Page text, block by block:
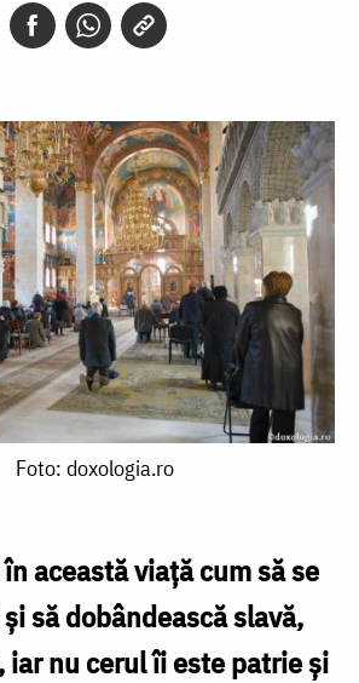
Foto: doxologia.ro
această viaţă cum să se
să dobândească slavă,
iar nu cerul îi este patrie şi